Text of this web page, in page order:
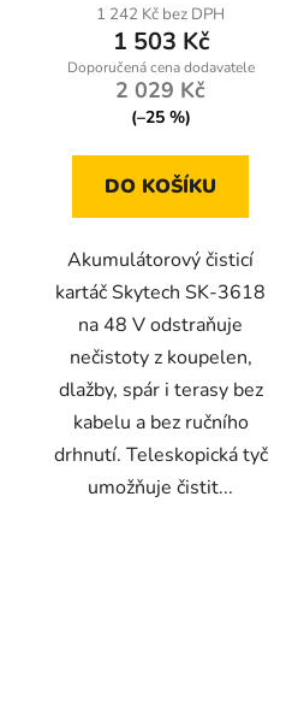
1 242 Kč bez DPH
1 503 Kč
2 029 Kč
(–25 %)
DO KOŠÍKU
Akumulátorový čisticí
kartáč Skytech SK-3618
na 48 V odstraňuje
nečistoty z koupelen,
dlažby, spár i terasy bez
kabelu a bez ručního
drhnutí. Teleskopická tyč
umožňuje čistit...